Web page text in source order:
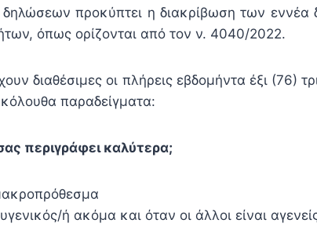
προκύπτει η διακρίβωση των εννέα
όπως ορίζονται από τον ν. 4040/2022.
διαθέσιμες οι πλήρεις εβδομήντα έξι (76)
παραδείγματα:
περιγράφει καλύτερα;
ή ακόμα και όταν οι άλλοι είναι